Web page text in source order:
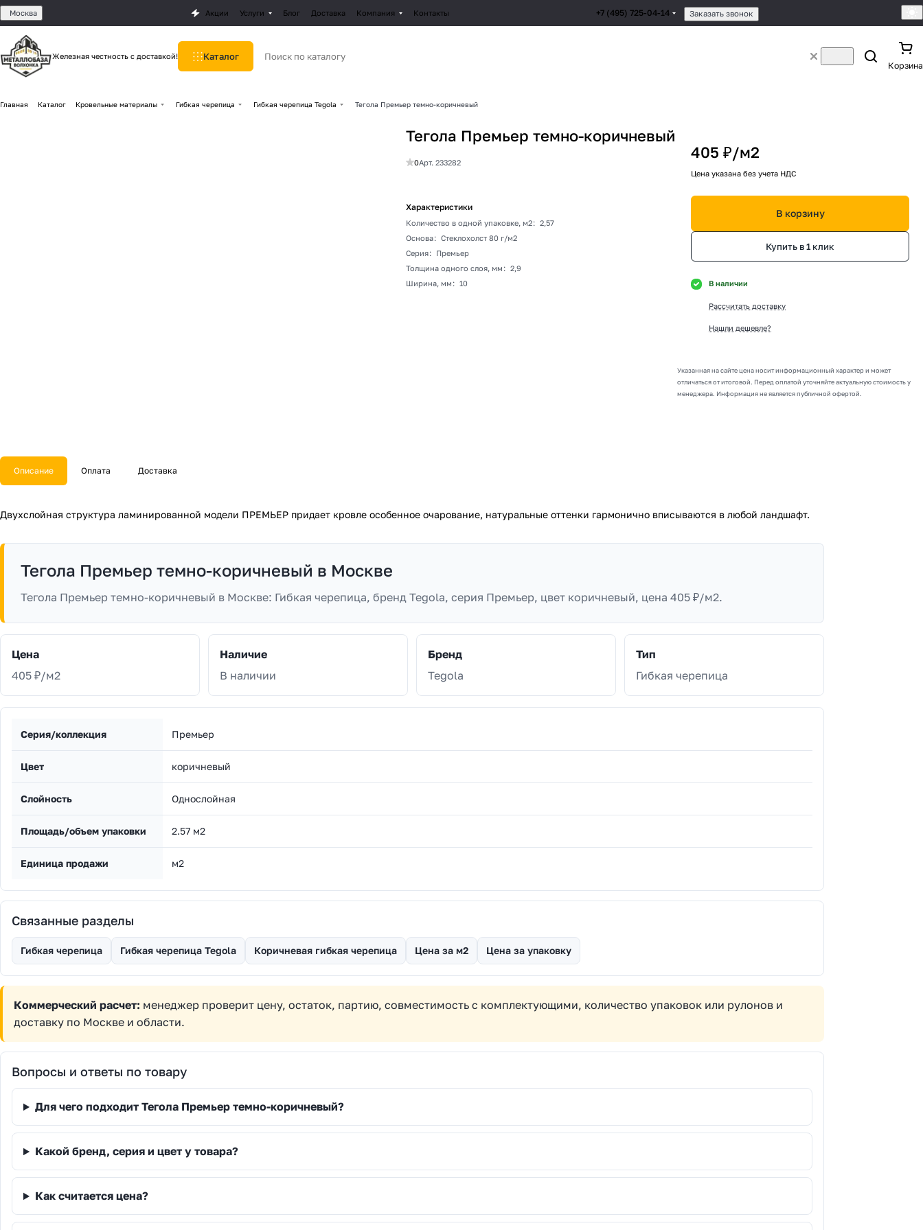
Москва Акции Услуги Блог Доставка Компания Контакты +7 (495) 725-04-14 Заказать звонок
Железная честность с доставкой! Каталог
Корзина
Главная Каталог Кровельные материалы Гибкая черепица Гибкая черепица Tegola Тегола Премьер темно-коричневый
Тегола Премьер темно-коричневый
0Арт.233282
Характеристики
Количество в одной упаковке, м2: 2,57
Основа: Стеклохолст 80 г/м2
Серия:
Премьер
Толщина одного слоя, мм : 2,9
Ширина, мм : 10
405 ₽/м2
Цена указана без учета НДС
В корзину
Купить в 1 клик
В наличии
Рассчитать доставку
Нашли дешевле?
Указанная на сайте цена носит информационный характер и может
отличаться от итоговой. Перед оплатой уточняйте актуальную стоимость у
менеджера. Информация не является публичной офертой.
Описание Оплата Доставка
Двухслойная структура ламинированной модели ПРЕМЬЕР придает кровле особенное очарование, натуральные оттенки гармонично вписываются в любой ландшафт.
Тегола Премьер темно-коричневый в Москве
Тегола Премьер темно-коричневый в Москве: Гибкая черепица, бренд Tegola, серия Премьер, цвет коричневый, цена 405 ₽/м2.
Цена
405 ₽/м2
Наличие
В наличии
Бренд
Tegola
Тип
Гибкая черепица
Серия/коллекция Премьер
Цвет коричневый
Слойность Однослойная
Площадь/объем упаковки 2.57 м2
Единица продажи м2
Связанные разделы
Гибкая черепица Гибкая черепица Tegola Коричневая гибкая черепица Цена за м2 Цена за упаковку
Коммерческий расчет: менеджер проверит цену, остаток, партию, совместимость с комплектующими, количество упаковок или рулонов и
доставку по Москве и области.
Вопросы и ответы по товару
Для чего подходит Тегола Премьер темно-коричневый?
Какой бренд, серия и цвет у товара?
Как считается цена?